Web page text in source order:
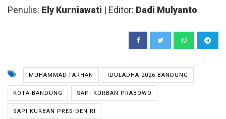
Penulis: Ely Kurniawati | Editor: Dadi Mulyanto
MUHAMMAD FARHAN IDULADHA 2026 BANDUNG
KOTA-BANDUNG SAPI KURBAN PRABOWO
SAPI KURBAN PRESIDEN RI